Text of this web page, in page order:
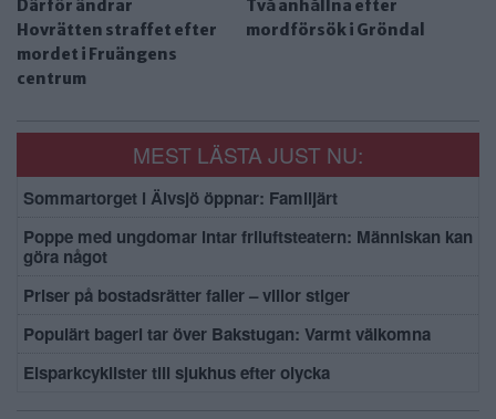
Därför ändrar
Hovrätten straffet efter
mordet i Fruängens
centrum
Två anhållna efter
mordförsök i Gröndal
MEST LÄSTA JUST NU:
Sommartorget i Älvsjö öppnar: Familjärt
Poppe med ungdomar intar friluftsteatern: Människan kan
göra något
Priser på bostadsrätter faller – villor stiger
Populärt bageri tar över Bakstugan: Varmt välkomna
Elsparkcyklister till sjukhus efter olycka